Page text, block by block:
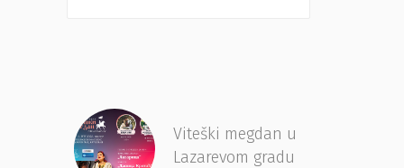
Viteški megdan u
Lazarevom gradu